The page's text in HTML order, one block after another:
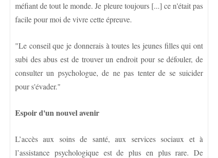
méfiant de tout le monde. Je pleure toujours [...] ce n'était pas
facile pour moi de vivre cette épreuve.
"Le conseil que je donnerais à toutes les jeunes filles qui ont
subi des abus est de trouver un endroit pour se défouler, de
consulter un psychologue, de ne pas tenter de se suicider
pour s'évader."
Espoir d'un nouvel avenir
L’accès aux soins de santé, aux services sociaux et à
l’assistance psychologique est de plus en plus rare. De